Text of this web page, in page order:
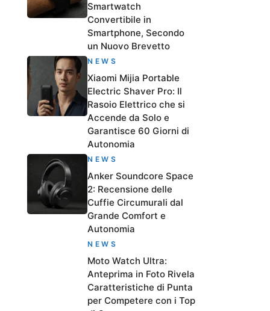
Smartwatch
Convertibile in
Smartphone, Secondo
un Nuovo Brevetto
NEWS
Xiaomi Mijia Portable
Electric Shaver Pro: Il
Rasoio Elettrico che si
Accende da Solo e
Garantisce 60 Giorni di
Autonomia
NEWS
Anker Soundcore Space
2: Recensione delle
Cuffie Circumurali dal
Grande Comfort e
Autonomia
NEWS
Moto Watch Ultra:
Anteprima in Foto Rivela
Caratteristiche di Punta
per Competere con i Top